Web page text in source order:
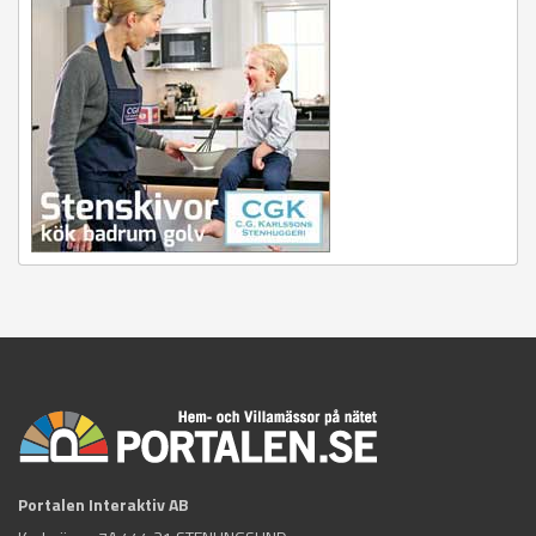
Portalen Interaktiv AB